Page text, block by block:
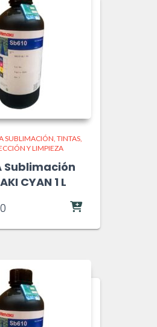
SUBLIMACIÓN TINTAS,
Y LIMPIEZA
Sublimación
CYAN 1 L